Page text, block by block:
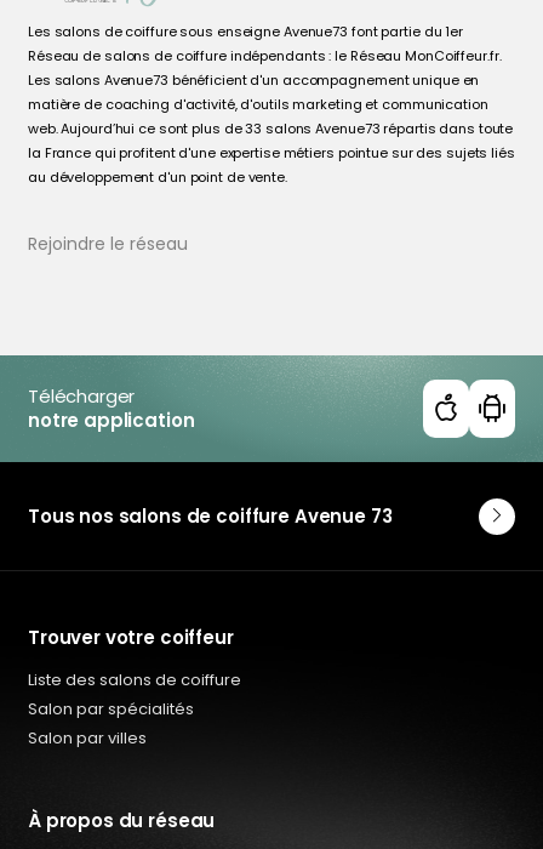
Coiffeur Climatisé à Ornans
Coiffeur Climatisé à Port-Brillet
Coiffeur Climatisé à Prahecq
Coiffeur Climatisé à Rezé
Coiffeur Climatisé à Saint-Barthélemy-d'Anjou
Coiffeur Climatisé à Thouars
Coiffeur Climatisé en Côte-d'Or
Coiffeur Climatisé en Loire-Atlantique
Coiffeur Climatisé en Maine-et-Loire
Coiffeur Climatisé en Mayenne
Coiffeur Climatisé en Vendée
Les salons de coiffure sous enseigne Avenue73 font partie du 1er
Réseau de salons de coiffure indépendants : le Réseau MonCoiffeur.fr.
Les salons Avenue73 bénéficient d'un accompagnement unique en
matière de coaching d'activité, d'outils marketing et communication
web. Aujourd’hui ce sont plus de 33 salons Avenue73 répartis dans toute
la France qui profitent d'une expertise métiers pointue sur des sujets liés
au développement d'un point de vente.
Rejoindre le réseau
Télécharger
notre application
Tous nos salons de coiffure Avenue 73
Trouver votre coiffeur
Liste des salons de coiffure
Salon par spécialités
Salon par villes
À propos du réseau